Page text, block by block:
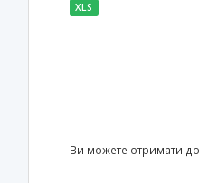
XLS
Ви можете отримати